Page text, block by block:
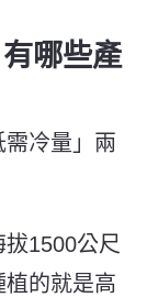
哪些產
冷量」兩
1500公尺
的就是高